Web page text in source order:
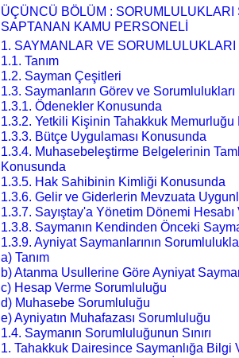
ÜÇÜNCÜ BÖLÜM :
SAPTANAN KAMU PERSONELİ
1. SAYMANLAR VE SORUMLULUKLARI
1.1. Tanım
1.2. Sayman Çeşitleri
1.3. Saymanların Görev ve Sorumlulukları
1.3.1. Ödenekler Konusunda
1.3.2. Yetkili Kişinin Tahakkuk
1.3.3. Bütçe Uygulaması Konusunda
1.3.4. Muhasebeleştirme Belgelerinin
Konusunda
1.3.5. Hak Sahibinin Kimliği Konusunda
1.3.6. Gelir ve Giderlerin Mevzuata
1.3.7. Sayıştay'a Yönetim Dönemi
1.3.8. Saymanın Kendinden Önceki
1.3.9. Ayniyat Saymanlarının
a) Tanım
b) Atanma Usullerine Göre Ayniyat
c) Hesap Verme Sorumluluğu
d) Muhasebe Sorumluluğu
e) Ayniyatın Muhafazası Sorumluluğu
1.4. Saymanın Sorumluluğunun Sınırı
1. Tahakkuk Dairesince Saymanlığa Bilgi